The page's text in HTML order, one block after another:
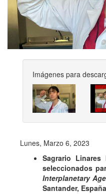
Imágenes para
Previous
Lunes, Marzo 6, 2023
Sagrario
seleccionados
Interplanetary
Santander, España